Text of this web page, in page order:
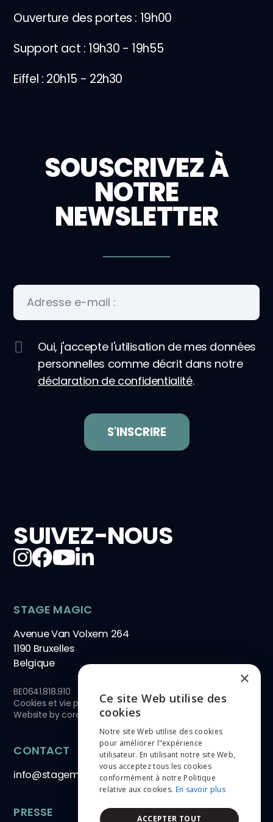
Ouverture des portes : 19h00
Support act : 19h30 - 19h55
Eiffel : 20h15 - 22h30
SOUSCRIVEZ À
NOTRE
NEWSLETTER
Oui, j'accepte l'utilisation de mes données
personnelles comme décrit dans notre
déclaration de confidentialité.
SUIVEZ-NOUS
STAGE MAGIC
Avenue Van Volxem 264
1190 Bruxelles
Belgique
BE0641.818.910
Cookies et vie privée
Website bycore-graphics.be
CONTACT
info@stagemagic.be
PRESSE
ENGLISH
NEDERLANDS
FRANÇAIS
×
Ce site Web utilise des
cookies
Notre site Web utilise des cookies
pour améliorer l"expérience
utilisateur. En utilisant notre site Web,
vous acceptez tous les cookies
conformément à notre Politique
relative aux cookies. En savoir plus
ACCEPTER TOUT